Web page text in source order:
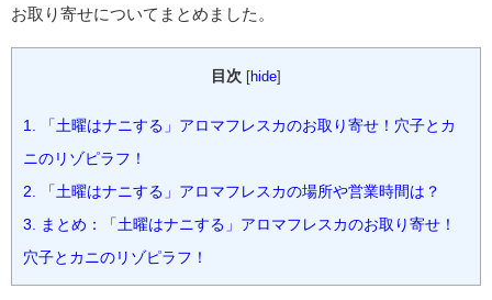
お取り寄せについてまとめました。
目次 [hide]
1. 「土曜はナニする」アロマフレスカのお取り寄せ！穴子とカ
ニのリゾピラフ！
2. 「土曜はナニする」アロマフレスカの場所や営業時間は？
3. まとめ：「土曜はナニする」アロマフレスカのお取り寄せ！
穴子とカニのリゾピラフ！